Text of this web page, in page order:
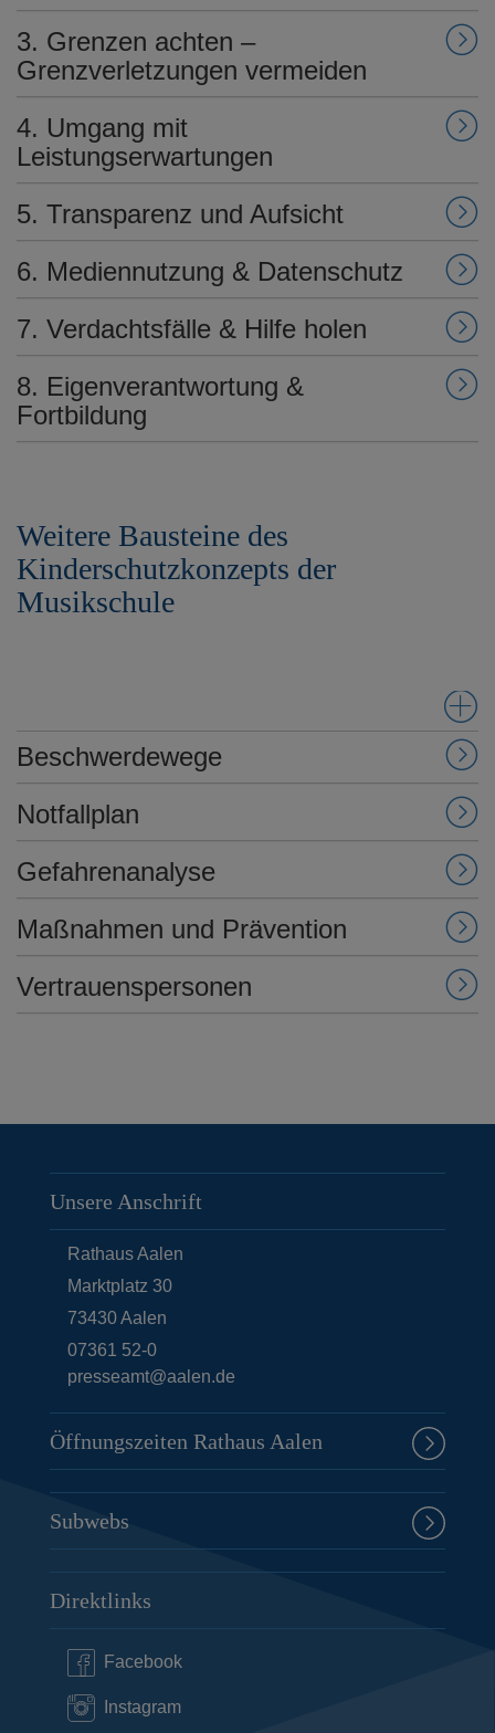
3. Grenzen achten –
Grenzverletzungen vermeiden
4. Umgang mit
Leistungserwartungen
5. Transparenz und Aufsicht
6. Mediennutzung & Datenschutz
7. Verdachtsfälle & Hilfe holen
8. Eigenverantwortung &
Fortbildung
Weitere Bausteine des
Kinderschutzkonzepts der
Musikschule
Beschwerdewege
Notfallplan
Gefahrenanalyse
Maßnahmen und Prävention
Vertrauenspersonen
Unsere Anschrift
Rathaus Aalen
Marktplatz 30
73430Aalen
07361 52-0
presseamt@aalen.de
Öffnungszeiten Rathaus Aalen
Subwebs
Direktlinks
Facebook
Instagram